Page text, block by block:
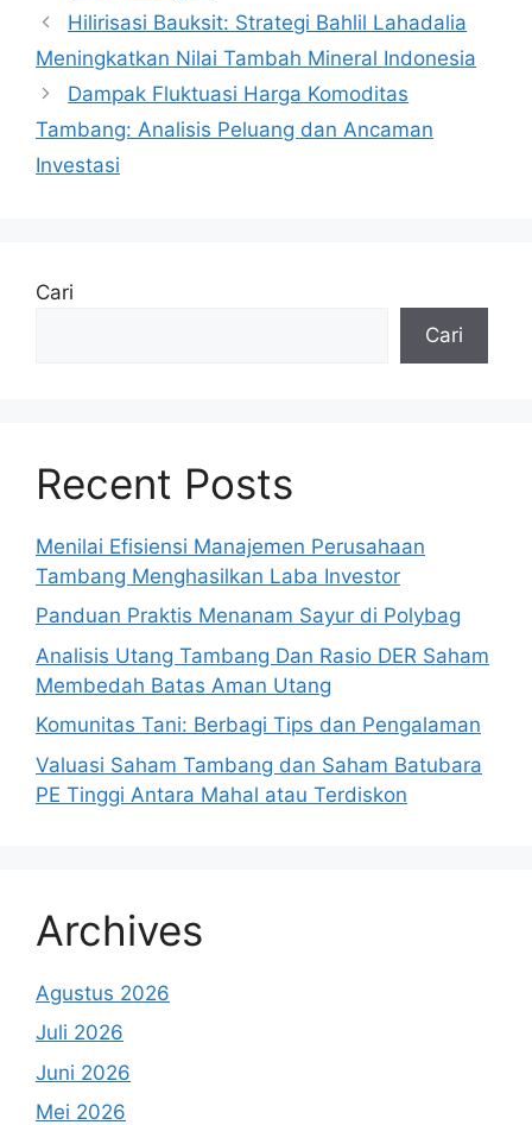
Hilirisasi Bauksit: Strategi Bahlil Lahadalia
Meningkatkan Nilai Tambah Mineral Indonesia
Dampak Fluktuasi Harga Komoditas
Tambang: Analisis Peluang dan Ancaman
Investasi
Cari
Cari
Recent Posts
Menilai Efisiensi Manajemen Perusahaan
Tambang Menghasilkan Laba Investor
Panduan Praktis Menanam Sayur di Polybag
Analisis Utang Tambang Dan Rasio DER Saham
Membedah Batas Aman Utang
Komunitas Tani: Berbagi Tips dan Pengalaman
Valuasi Saham Tambang dan Saham Batubara
PE Tinggi Antara Mahal atau Terdiskon
Archives
Agustus 2026
Juli 2026
Juni 2026
Mei 2026